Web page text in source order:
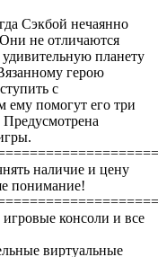
Сэкбой нечаянно
не отличаются
планету
герою
с
ему помогут его три
наличие и цену
понимание!
консоли и все
виртуальные